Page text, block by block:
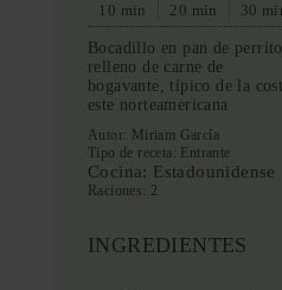
10 min
20 min
30
Bocadillo en pan de perrito
relleno de carne de
bogavante, típico de la
este norteamericana
Autor: Miriam García
Tipo de receta: Entrante
Cocina: Estadounidense
Raciones: 2
INGREDIENTES